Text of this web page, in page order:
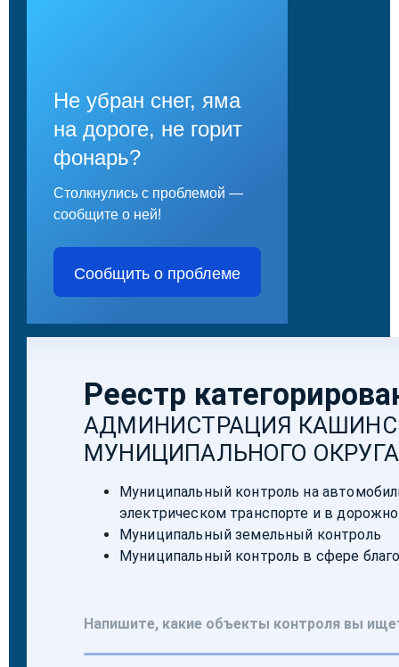
Не убран снег, яма
на дороге, не горит
фонарь?
Столкнулись с проблемой —
сообщите о ней!
Сообщить о проблеме